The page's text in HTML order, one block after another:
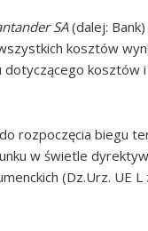
SA(dalej:
kosztów
kosztów
rozpoczęcia biegu
w świetle
(Dz.Urz. UE